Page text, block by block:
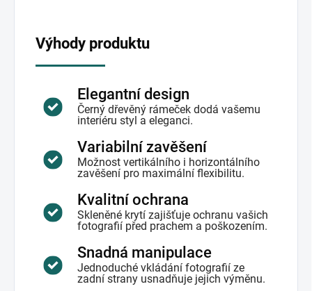
Výhody produktu
Elegantní design
Černý dřevěný rámeček dodá vašemu
interiéru styl a eleganci.
Variabilní zavěšení
Možnost vertikálního i horizontálního
zavěšení pro maximální flexibilitu.
Kvalitní ochrana
Skleněné krytí zajišťuje ochranu vašich
fotografií před prachem a poškozením.
Snadná manipulace
Jednoduché vkládání fotografií ze
zadní strany usnadňuje jejich výměnu.